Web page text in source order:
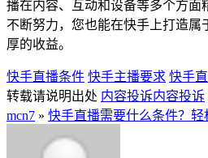
播在内容、互动和设备等多个方面
不断努力，您也能在快手上打造属
厚的收益。
快手直播条件 快手主播要求 快手
转载请说明出处 内容投诉内容投诉
mcn7 » 快手直播需要什么条件？